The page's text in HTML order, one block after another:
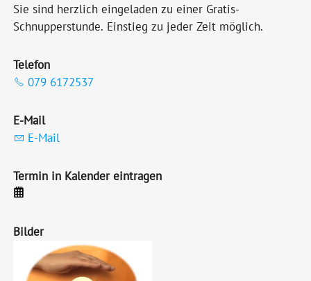
Sie sind herzlich eingeladen zu einer Gratis-
Schnupperstunde. Einstieg zu jeder Zeit möglich.
Telefon
079 6172537
E-Mail
E-Mail
Termin in Kalender eintragen
Bilder